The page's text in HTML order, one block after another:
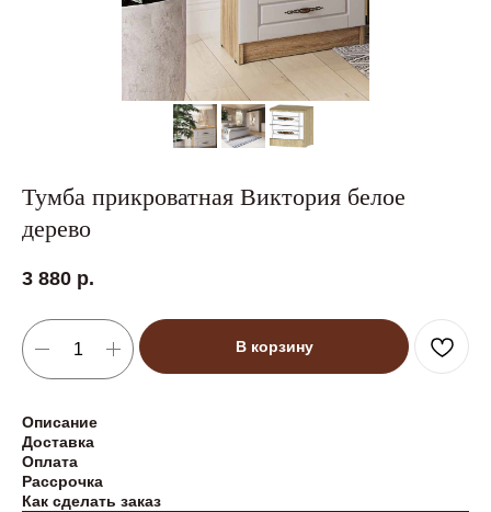
Тумба прикроватная Виктория белое
дерево
3 880 р.
В корзину
Описание
Доставка
Оплата
Рассрочка
Как сделать заказ